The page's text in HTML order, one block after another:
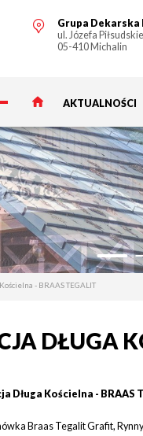
Grupa Dekarska
ul. Józefa
05-410 Michalin
AKTUALNOŚCI
- BRAAS TEGALIT
DŁUGA
Długa Kościelna - BRAAS
Braas Tegalit Grafit,